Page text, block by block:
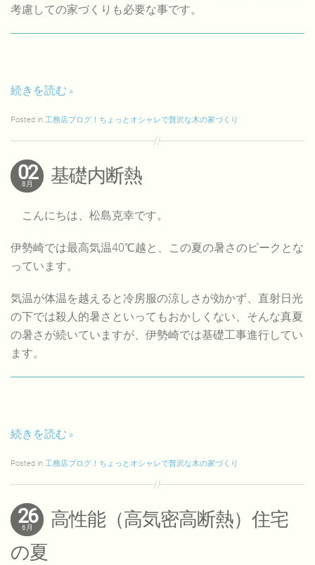
考慮しての家づくりも必要な事です。
続きを読む
Posted in 工務店ブログ！ちょっとオシャレで贅沢な木の家づくり
02
8月 基礎内断熱
こんにちは、松島克幸です。
伊勢崎では最高気温40℃越と、この夏の暑さのピークとな
っています。
気温が体温を越えると冷房服の涼しさが効かず、直射日光
の下では殺人的暑さといってもおかしくない、そんな真夏
の暑さが続いていますが、伊勢崎では基礎工事進行してい
ます。
続きを読む
Posted in 工務店ブログ！ちょっとオシャレで贅沢な木の家づくり
26
6月
高性能（高気密高断熱）住宅
の夏